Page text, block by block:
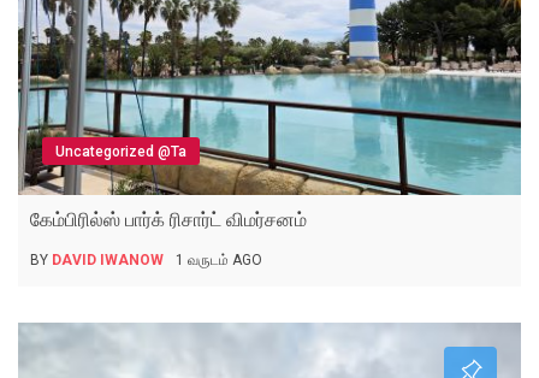
Uncategorized @ta
கேம்பிரில்ஸ் பார்க் ரிசார்ட் விமர்சனம்
BY DAVID IWANOW 1 வருடம் AGO